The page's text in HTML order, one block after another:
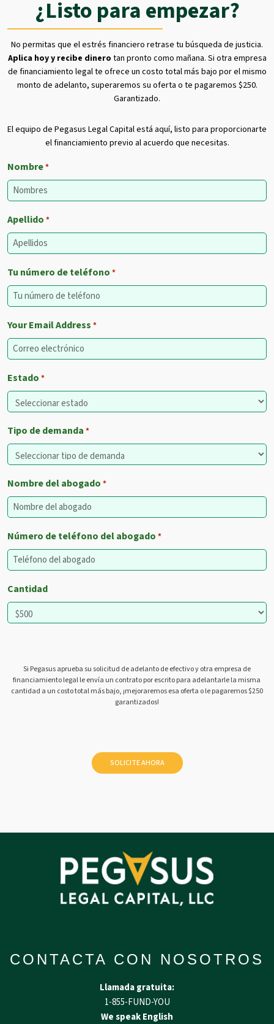
¿Listo para empezar?
No permitas que el estrés financiero retrase tu búsqueda de justicia.
Aplica hoy y recibe dinero tan pronto como mañana. Si otra empresa
de financiamiento legal te ofrece un costo total más bajo por el mismo
monto de adelanto, superaremos su oferta o te pagaremos $250.
Garantizado.
El equipo de Pegasus Legal Capital está aquí, listo para proporcionarte
el financiamiento previo al acuerdo que necesitas.
Nombre*
Apellido *
Tu número de teléfono *
Your Email Address *
Estado *
Tipo de demanda *
Nombre del abogado *
Número de teléfono del abogado *
Cantidad
Si Pegasus aprueba su solicitud de adelanto de efectivo y otra empresa de
financiamiento legal le envía un contrato por escrito para adelantarle la misma
cantidad a un costo total más bajo, ¡mejoraremos esa oferta o le pagaremos $250
garantizados!
CONTACTA CON NOSOTROS
Llamada gratuita:
1-855-FUND-YOU
We speak English